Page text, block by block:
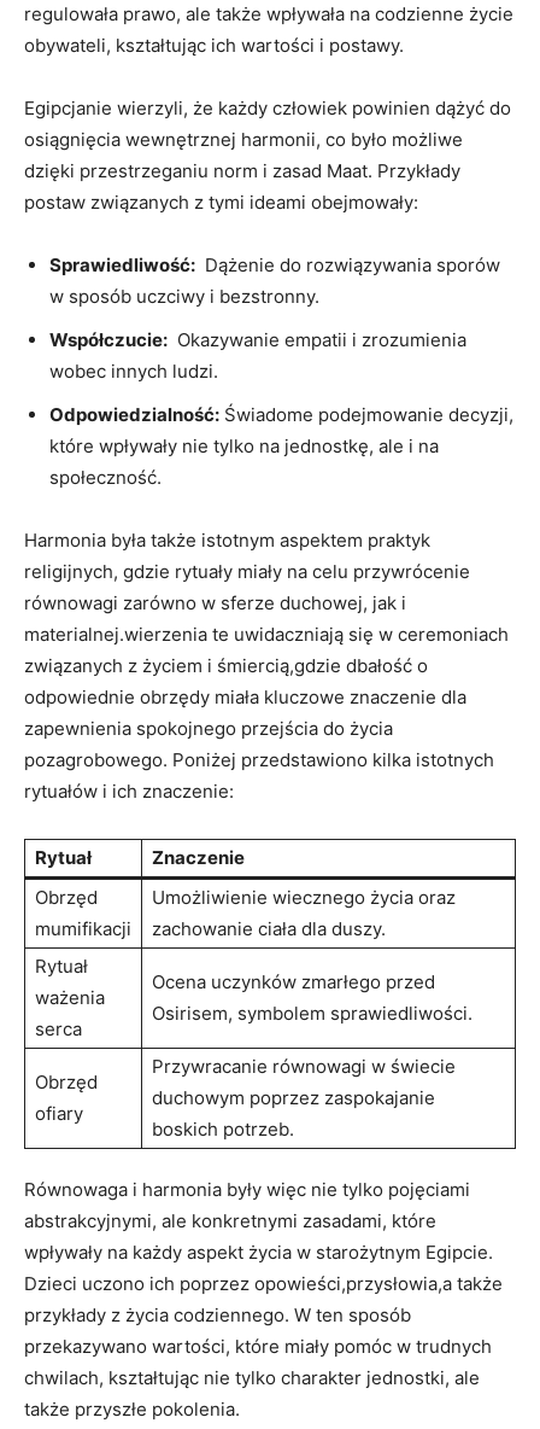
regulowała prawo,⁤ ale także ‍wpływała na codzienne życie
obywateli, kształtując ich wartości i postawy.
Egipcjanie wierzyli, że ‌każdy człowiek powinien dążyć do
osiągnięcia wewnętrznej harmonii, co było możliwe
dzięki przestrzeganiu norm ‌i​ zasad Maat. Przykłady
postaw związanych z tymi ideami​ obejmowały:
Sprawiedliwość: ‌ Dążenie do rozwiązywania sporów
w sposób uczciwy i bezstronny.
Współczucie: ‍ Okazywanie ‌empatii i zrozumienia
wobec innych​ ludzi.
Odpowiedzialność: Świadome podejmowanie decyzji,
które wpływały nie tylko‍ na jednostkę, ale ​i na
społeczność.
Harmonia‌ była także istotnym aspektem praktyk
religijnych, gdzie​ rytuały miały na celu przywrócenie⁣
równowagi zarówno w sferze duchowej, jak i ​
materialnej.wierzenia te ‍uwidaczniają się w ceremoniach
związanych z życiem i​ śmiercią,gdzie ⁢dbałość o
odpowiednie obrzędy miała kluczowe znaczenie dla
zapewnienia spokojnego przejścia do życia
pozagrobowego. Poniżej przedstawiono kilka ​istotnych
rytuałów⁤ i ich ⁣znaczenie:
Rytuał
Znaczenie
Obrzęd
mumifikacji
Umożliwienie wiecznego życia oraz
zachowanie ciała dla duszy.
Rytuał
ważenia
serca
Ocena uczynków zmarłego przed
Osirisem, symbolem sprawiedliwości.
Obrzęd
ofiary
Przywracanie‍ równowagi w świecie
‍duchowym poprzez zaspokajanie
boskich potrzeb.
Równowaga i harmonia były więc nie tylko⁣ pojęciami​
abstrakcyjnymi, ale konkretnymi zasadami, ⁤które
wpływały na każdy aspekt życia w starożytnym Egipcie.
Dzieci uczono ich poprzez opowieści,przysłowia,a także
przykłady z ⁣życia codziennego. W⁣ ten sposób
przekazywano wartości, które miały ​pomóc​ w ​trudnych
chwilach, kształtując nie‌ tylko charakter jednostki, ⁣ale
także przyszłe pokolenia.